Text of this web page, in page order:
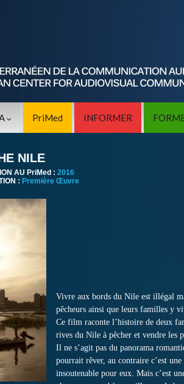
PriMed INFORMER
NILE
AU PriMed : 2016
: Première Œuvre
Vivre aux bords du Nile est illégal
pêcheurs ainsi que leurs familles y
Ce film raconte l’histoire de deux
rives du Nile à pêcher et vendre les
Il ne s’agit pas du panorama
pourrait rêver, au contraire c’est
insoutenable pour eux. Mais c’est